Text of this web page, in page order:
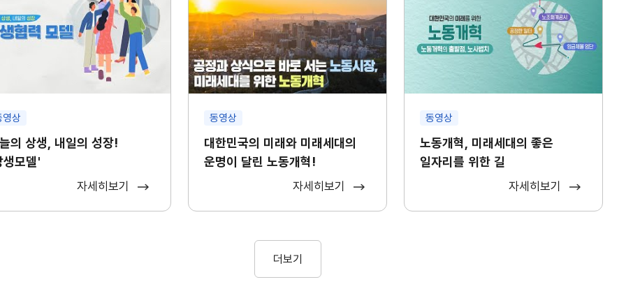
영상
의 상생, 내일의 성장!
모델'
자세히보기
동영상
대한민국의 미래와 미래세대의
운명이 달린 노동개혁!
자세히보기
동영상
노동개혁, 미래세대의 좋은
일자리를 위한 길
자세히보기
더보기